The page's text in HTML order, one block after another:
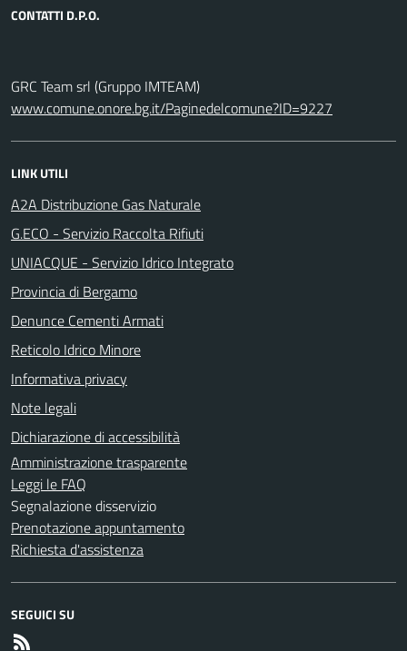
CONTATTI D.P.O.
GRC Team srl (Gruppo IMTEAM)
www.comune.onore.bg.it/Paginedelcomune?ID=9227
LINK UTILI
A2A Distribuzione Gas Naturale
G.ECO - Servizio Raccolta Rifiuti
UNIACQUE - Servizio Idrico Integrato
Provincia di Bergamo
Denunce Cementi Armati
Reticolo Idrico Minore
Informativa privacy
Note legali
Dichiarazione di accessibilità
Amministrazione trasparente
Leggi le FAQ
Segnalazione disservizio
Prenotazione appuntamento
Richiesta d'assistenza
SEGUICI SU